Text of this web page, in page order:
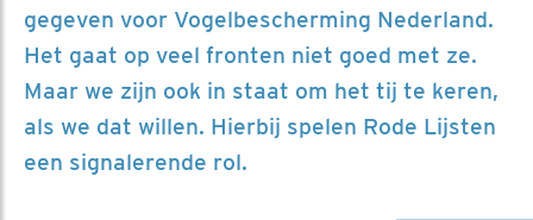
gegeven voor Vogelbescherming Nederland.
Het gaat op veel fronten niet goed met ze.
Maar we zijn ook in staat om het tij te keren,
als we dat willen. Hierbij spelen Rode Lijsten
een signalerende rol.